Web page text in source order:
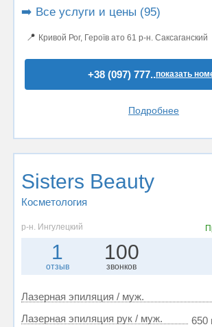
➡️ Все услуги и цены (95)
📍 Кривой Рог, Героїв ато 61 р-н. Саксаганский
+38 (097) 777..показать
Подробнее
Sisters Beauty
Косметология
р-н. Ингулецкий
1
отзыв
100
звонков
Лазерная эпиляция / муж.
Лазерная эпиляция рук / муж.
650